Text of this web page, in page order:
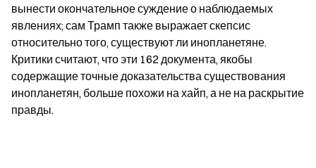
вынести окончательное суждение о наблюдаемых
явлениях; сам Трамп также выражает скепсис
относительно того, существуют ли инопланетяне.
Критики считают, что эти 162 документа, якобы
содержащие точные доказательства существования
инопланетян, больше похожи на хайп, а не на раскрытие
правды.